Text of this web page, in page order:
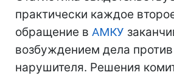
практически каждое
обращение в АМКУ
возбуждением дела против
нарушителя. Решения